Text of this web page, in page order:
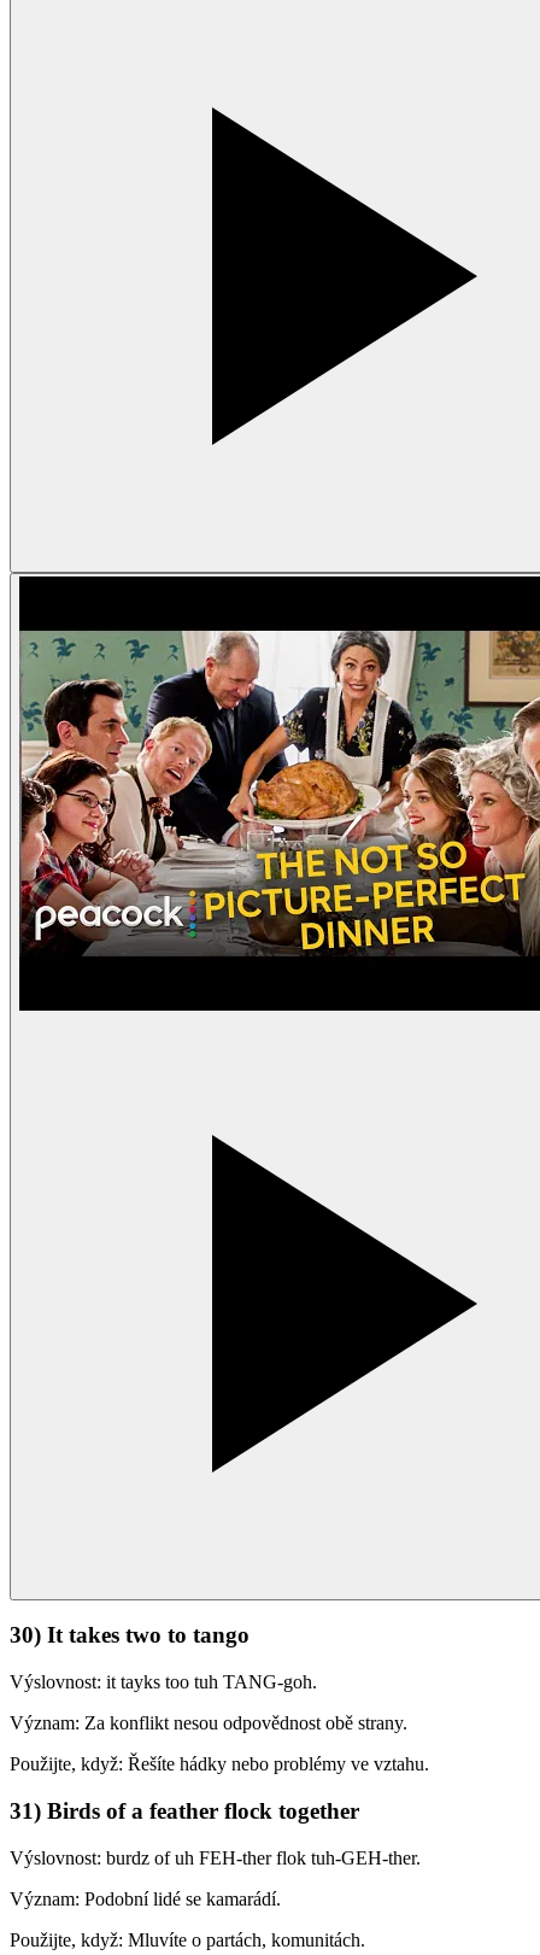
30) It takes two to tango
Výslovnost: it tayks too tuh TANG-goh.
Význam: Za konflikt nesou odpovědnost obě strany.
Použijte, když: Řešíte hádky nebo problémy ve vztahu.
31) Birds of a feather flock together
Výslovnost: burdz of uh FEH-ther flok tuh-GEH-ther.
Význam: Podobní lidé se kamarádí.
Použijte, když: Mluvíte o partách, komunitách.